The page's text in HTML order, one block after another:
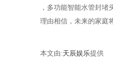
，多功能智能水管封
理由相信，未来的家庭
本文由:天辰娱乐提供